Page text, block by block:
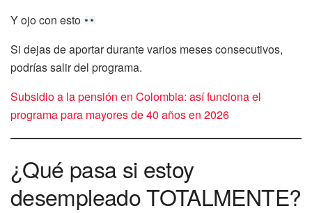
Y ojo con esto
Si dejas de aportar durante varios meses consecutivos,
podrías salir del programa.
Subsidio a la pensión en Colombia: así funciona el
programa para mayores de 40 años en 2026
¿Qué pasa si estoy
desempleado TOTALMENTE?